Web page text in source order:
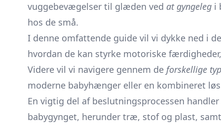
vuggebevægelser til glæden ved at gyngeleg i
hos de små.
I denne omfattende guide vil vi dykke ned i
hvordan de kan styrke motoriske
Videre vil vi navigere gennem de forskellige
moderne babyhænger eller en kombineret
En vigtig del af beslutningsprocessen
babygynget, herunder træ, stof og plast,